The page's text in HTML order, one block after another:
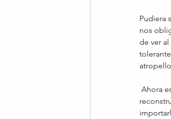
Pudiera
nos
de ver